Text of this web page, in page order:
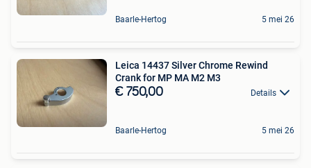
Baarle-Hertog 5 mei 26
Leica 14437 Silver Chrome Rewind
Crank for MP MA M2 M3
€ 750,00 Details
Baarle-Hertog 5 mei 26